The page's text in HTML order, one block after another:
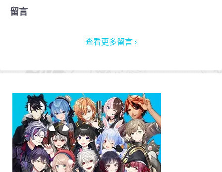
留言
查看更多留言 ›